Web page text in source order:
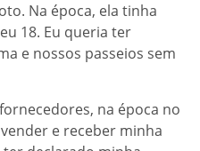
Na época, ela tinha
18. Eu queria ter
e nossos passeios sem
na época no
e receber minha